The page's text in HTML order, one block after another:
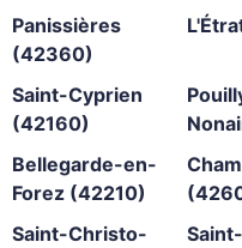
Panissières
(42360)
Saint-Cyprien
(42160)
Bellegarde-en-
Forez (42210)
Saint-Christo-